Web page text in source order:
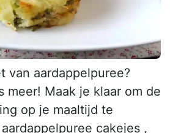
van aardappelpuree?
meer! Maak je klaar om de
op je maaltijd te
cakejes ,